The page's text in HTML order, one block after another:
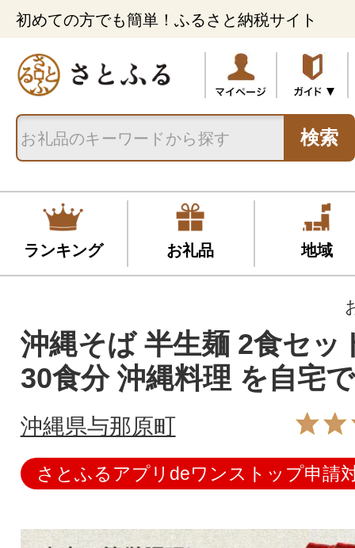
初めての方でも簡単！ふるさと納税サイト
検索
ランキング お礼品 地域
沖縄そば 半生麺 2食セッ
30食分 沖縄料理 を自宅
沖縄県与那原町
さとふるアプリdeワンストップ申請